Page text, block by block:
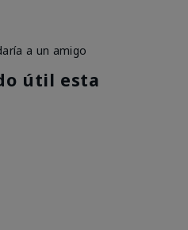
a un amigo
útil esta